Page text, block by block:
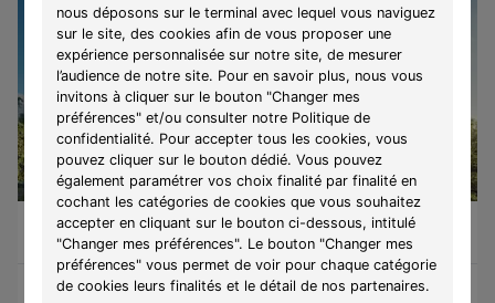
nous déposons sur le terminal avec lequel vous naviguez
sur le site, des cookies afin de vous proposer une
expérience personnalisée sur notre site, de mesurer
l’audience de notre site. Pour en savoir plus, nous vous
invitons à cliquer sur le bouton "Changer mes
préférences" et/ou consulter notre Politique de
confidentialité. Pour accepter tous les cookies, vous
pouvez cliquer sur le bouton dédié. Vous pouvez
également paramétrer vos choix finalité par finalité en
cochant les catégories de cookies que vous souhaitez
accepter en cliquant sur le bouton ci-dessous, intitulé
"Changer mes préférences". Le bouton "Changer mes
préférences" vous permet de voir pour chaque catégorie
de cookies leurs finalités et le détail de nos partenaires.
LIBRE
Appartement 3 pièces de 79,38m²
Montreuil (93100)
425 402 €
A partir de1933€/mois